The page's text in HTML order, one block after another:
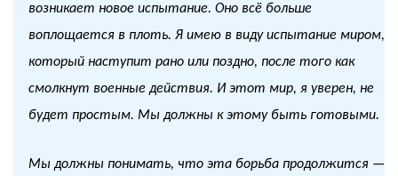
возникает новое испытание. Оно всё больше
воплощается в плоть. Я имею в виду испытание миром,
который наступит рано или поздно, после того как
смолкнут военные действия. И этот мир, я уверен, не
будет простым. Мы должны к этому быть готовыми.
Мы должны понимать, что эта борьба продолжится —